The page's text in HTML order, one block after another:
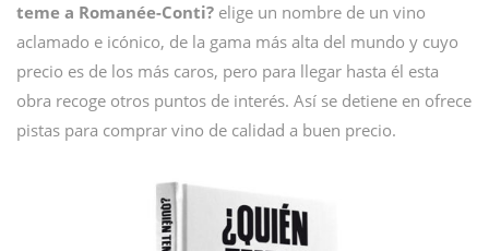
teme a Romanée-Conti? elige un nombre de un vino
aclamado e icónico, de la gama más alta del mundo y cuyo
precio es de los más caros, pero para llegar hasta él esta
obra recoge otros puntos de interés. Así se detiene en ofrece
pistas para comprar vino de calidad a buen precio.